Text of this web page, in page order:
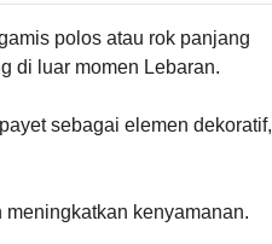
polos atau rok panjang
di luar momen Lebaran.
sebagai elemen dekoratif,
kenyamanan.